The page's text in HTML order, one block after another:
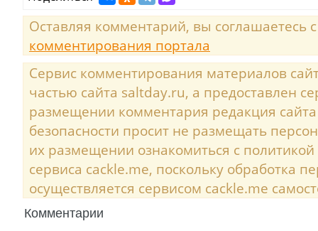
Оставляя комментарий, вы соглашаетесь
комментирования портала
Сервис комментирования материалов
частью сайта saltday.ru, а предоставлен
размещении комментария редакция
безопасности просит не размещать
их размещении ознакомиться с
сервиса cackle.me, поскольку обработка
осуществляется сервисом cackle.me
Комментарии